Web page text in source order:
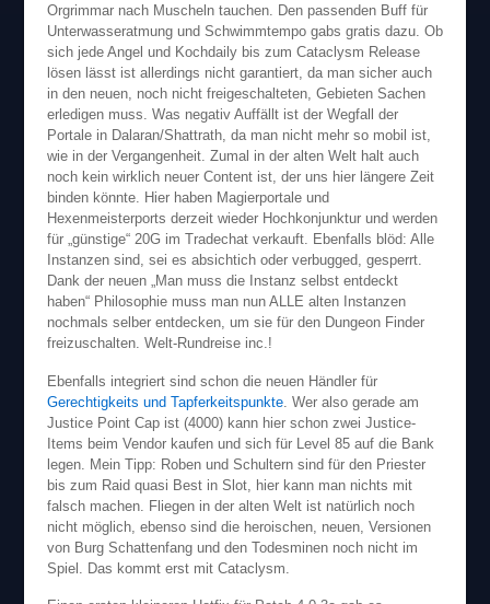
Orgrimmar nach Muscheln tauchen. Den passenden Buff für
Unterwasseratmung und Schwimmtempo gabs gratis dazu. Ob
sich jede Angel und Kochdaily bis zum Cataclysm Release
lösen lässt ist allerdings nicht garantiert, da man sicher auch
in den neuen, noch nicht freigeschalteten, Gebieten Sachen
erledigen muss. Was negativ Auffällt ist der Wegfall der
Portale in Dalaran/Shattrath, da man nicht mehr so mobil ist,
wie in der Vergangenheit. Zumal in der alten Welt halt auch
noch kein wirklich neuer Content ist, der uns hier längere Zeit
binden könnte. Hier haben Magierportale und
Hexenmeisterports derzeit wieder Hochkonjunktur und werden
für „günstige“ 20G im Tradechat verkauft. Ebenfalls blöd: Alle
Instanzen sind, sei es absichtich oder verbugged, gesperrt.
Dank der neuen „Man muss die Instanz selbst entdeckt
haben“ Philosophie muss man nun ALLE alten Instanzen
nochmals selber entdecken, um sie für den Dungeon Finder
freizuschalten. Welt-Rundreise inc.!
Ebenfalls integriert sind schon die neuen Händler für
Gerechtigkeits und Tapferkeitspunkte. Wer also gerade am
Justice Point Cap ist (4000) kann hier schon zwei Justice-
Items beim Vendor kaufen und sich für Level 85 auf die Bank
legen. Mein Tipp: Roben und Schultern sind für den Priester
bis zum Raid quasi Best in Slot, hier kann man nichts mit
falsch machen. Fliegen in der alten Welt ist natürlich noch
nicht möglich, ebenso sind die heroischen, neuen, Versionen
von Burg Schattenfang und den Todesminen noch nicht im
Spiel. Das kommt erst mit Cataclysm.